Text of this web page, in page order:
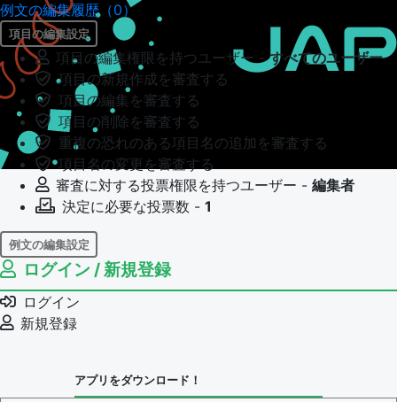
例文の編集履歴（0）
項目の編集設定
項目の編集権限を持つユーザー -すべてのユーザー
項目の新規作成を審査する
項目の編集を審査する
項目の削除を審査する
重複の恐れのある項目名の追加を審査する
項目名の変更を審査する
審査に対する投票権限を持つユーザー - 編集者
決定に必要な投票数 - 1
例文の編集設定
例文の編集権限を持つユーザー -
例文の編集を審査する
例文の削除を審査する
審査に対する投票権限を持つユーザー -
ログイン / 新規登録
ログイン
新規登録
アプリをダウンロード！